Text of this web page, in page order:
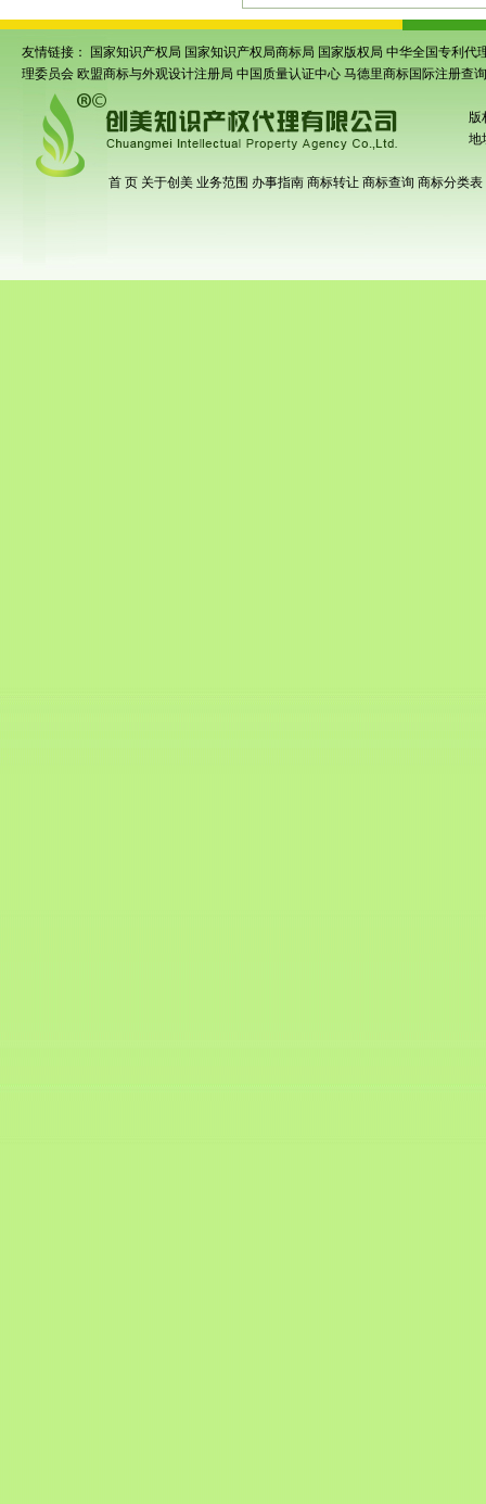
友情链接： 国家知识产权局 国家知识产权局商标局 国家版权局 中华全国专利代
理委员会 欧盟商标与外观设计注册局 中国质量认证中心 马德里商标国际注册查询
版
地
首 页 关于创美 业务范围 办事指南 商标转让 商标查询 商标分类表